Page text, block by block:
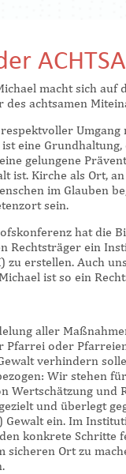
macht sich auf
achtsamen
Umgang
eine Grundhaltung,
gelungene
ist. Kirche als Ort,
im Glauben
sein.
hat die
Rechtsträger ein
zu erstellen. Auch
ist so ein
aller
Pfarrei oder
verhindern
Wir stehen
Wertschätzung und
und überlegt
Gewalt ein. Im
konkrete Schritte
sicheren Ort zu